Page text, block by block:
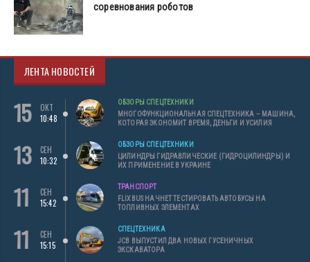
соревнования роботов
ЛЕНТА НОВОСТЕЙ
15
ОКТ
10:48
ОБЗОРЫ СПЕЦТЕХНИКИ
МНОГОФУНКЦИОНАЛЬНАЯ СПЕЦТЕХНИКА – МАШИНА,
КОТОРАЯ ЭКОНОМИТ ВРЕМЯ, ДЕНЬГИ И УСИЛИЯ
13
СЕН
10:32
ОБЗОРЫ СПЕЦТЕХНИКИ
ЦИЛИНДРЫ ГИДРАВЛИЧЕСКИЕ (ГИДРОЦИЛИНДРЫ) И
ИХ ПРИМЕНЕНИЕ В УКРАИНЕ
11
СЕН
15:42
ТРАНСПОРТ
FLIXBUS НАЧНЕТ ТЕСТИРОВАТЬ АВТОБУСЫ НА
ТОПЛИВНЫХ ЭЛЕМЕНТАХ
11
СЕН
15:15
СПЕЦТЕХНИКА
JCB ВЫПУСТИЛ ДВА НОВЫХ ГУСЕНИЧНЫХ
ЭКСКАВАТОРА